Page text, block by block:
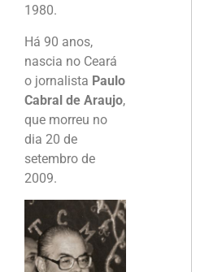
1980.
Há 90 anos,
nascia no Ceará
o jornalista Paulo
Cabral de Araujo,
que morreu no
dia 20 de
setembro de
2009.